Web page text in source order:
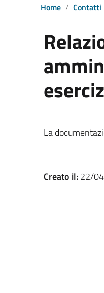
Home Contatti
La
Creato il:22/